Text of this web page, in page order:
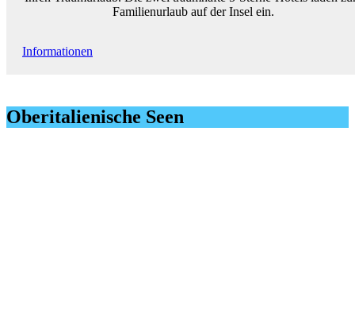
Familienurlaub auf der Insel ein.
Informationen
Oberitalienische Seen